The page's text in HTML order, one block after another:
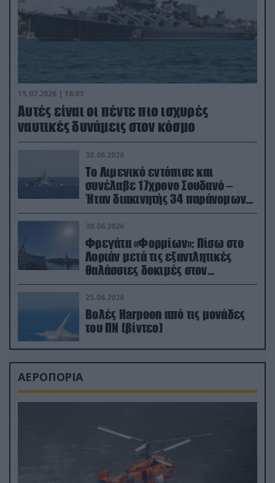
15.07.2026 | 16:03
Aυτές είναι οι πέντε πιο ισχυρές
ναυτικές δυνάμεις στον κόσμο
30.06.2026
Το Λιμενικό εντόπισε και
συνέλαβε 17χρονο Σουδανό –
Ήταν διακινητής 34 παράνομων
μεταναστών
30.06.2026
Φρεγάτα «Φορμίων»: Πίσω στο
Λοριάν μετά τις εξαντλητικές
θαλάσσιες δοκιμές στον
απαιτητικό Βισκαϊκό
25.06.2026
Βολές Harpoon από τις μονάδες
του ΠΝ (βίντεο)
ΑΕΡΟΠΟΡΙΑ